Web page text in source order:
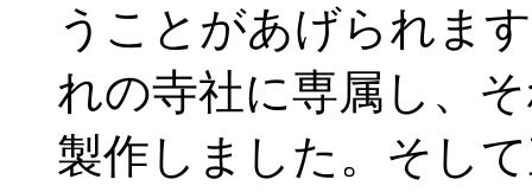
うことがあげられま
れの寺社に専属し、
製作しました。そし